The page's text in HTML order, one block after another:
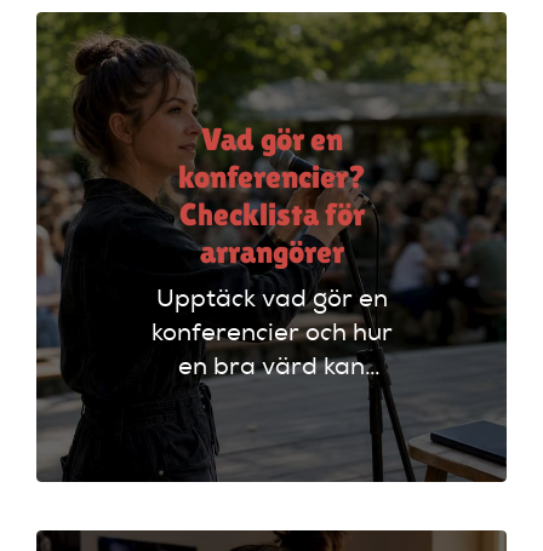
engagera publiken.
Vad gör en
konferencier?
Checklista för
arrangörer
Upptäck vad gör en
konferencier och hur
en bra värd kan
lyfta ditt event. Följ
vår checklista för
att säkerställa en
arrangemang!